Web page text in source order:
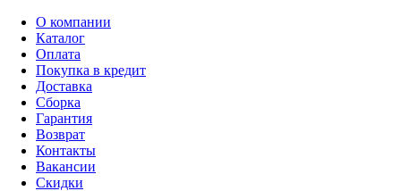
О компании
Каталог
Оплата
Покупка в кредит
Доставка
Сборка
Гарантия
Возврат
Контакты
Вакансии
Скидки